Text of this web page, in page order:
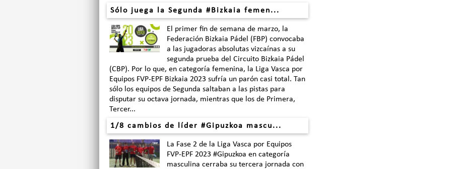
Sólo juega la Segunda #Bizkaia femen...
El primer fin de semana de marzo, la
Federación Bizkaia Pádel (FBP) convocaba
a las jugadoras absolutas vizcaínas a su
segunda prueba del Circuito Bizkaia Pádel
(CBP). Por lo que, en categoría femenina, la Liga Vasca por
Equipos FVP-EPF Bizkaia 2023 sufría un parón casi total. Tan
sólo los equipos de Segunda saltaban a las pistas para
disputar su octava jornada, mientras que los de Primera,
Tercer...
1/8 cambios de líder #Gipuzkoa mascu...
La Fase 2 de la Liga Vasca por Equipos
FVP-EPF 2023 #Gipuzkoa en categoría
masculina cerraba su tercera jornada con